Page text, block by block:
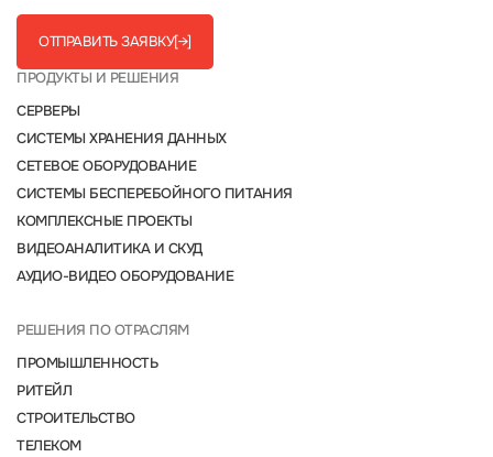
ОТПРАВИТЬ ЗАЯВКУ[→]
ПРОДУКТЫ И РЕШЕНИЯ
СЕРВЕРЫ
СИСТЕМЫ ХРАНЕНИЯ ДАННЫХ
СЕТЕВОЕ ОБОРУДОВАНИЕ
СИСТЕМЫ БЕСПЕРЕБОЙНОГО ПИТАНИЯ
КОМПЛЕКСНЫЕ ПРОЕКТЫ
ВИДЕОАНАЛИТИКА И СКУД
АУДИО-ВИДЕО ОБОРУДОВАНИЕ
РЕШЕНИЯ ПО ОТРАСЛЯМ
ПРОМЫШЛЕННОСТЬ
РИТЕЙЛ
СТРОИТЕЛЬСТВО
ТЕЛЕКОМ